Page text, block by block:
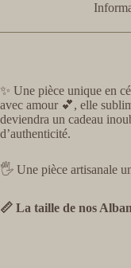
✨ Une pièce unique en
avec amour 💕, elle
deviendra un cadeau
d’authenticité.
🖐️ Une pièce artisanale
📏 La taille de nos